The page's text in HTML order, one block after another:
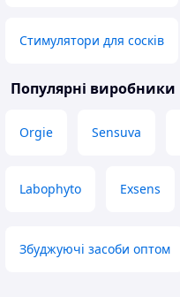
Стимулятори для сосків
Популярні виробники
Orgie Sensuva
Labophyto Exsens
Збуджуючі засоби оптом